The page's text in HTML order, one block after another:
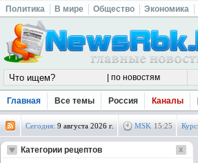
Политика В мире Общество Экономика
Главная Все темы Россия Каналы
Сегодня: 9 августа 2026 г. MSK 15:25
Категории рецептов